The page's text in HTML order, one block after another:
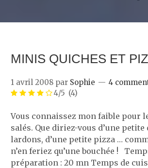
MINIS QUICHES ET
1 avril 2008 par Sophie
4
4/5 (4)
Vous connaissez mon faible pour
salés. Que diriez-vous d’une petite
lardons, d’une petite pizza …
n’en feriez qu’une bouchée !
préparation : 20 mn Temps de